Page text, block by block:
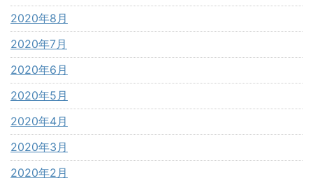
2020年8月
2020年7月
2020年6月
2020年5月
2020年4月
2020年3月
2020年2月